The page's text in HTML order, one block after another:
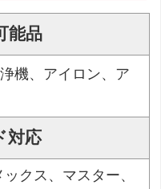
能品
機、アイロン、ア
対応
クス、マスター、